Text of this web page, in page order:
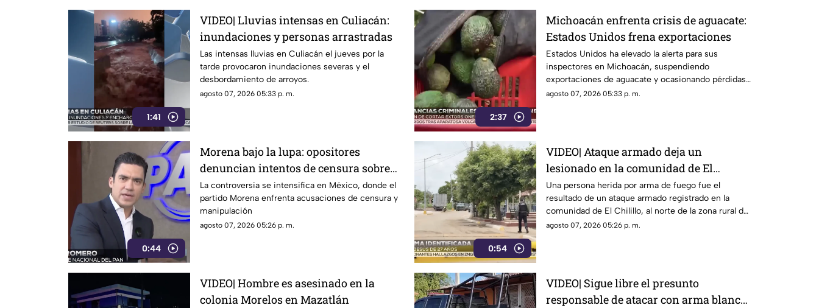
1:41
VIDEO| Lluvias intensas en Culiacán:
inundaciones y personas arrastradas
Las intensas lluvias en Culiacán el jueves por la
tarde provocaron inundaciones severas y el
desbordamiento de arroyos.
agosto 07, 2026 05:33 p. m.
2:37
Michoacán enfrenta crisis de aguacate:
Estados Unidos frena exportaciones
Estados Unidos ha elevado la alerta para sus
inspectores en Michoacán, suspendiendo
exportaciones de aguacate y ocasionando pérdidas
millonarias
agosto 07, 2026 05:33 p. m.
0:44
Morena bajo la lupa: opositores
denuncian intentos de censura sobre
políticos y crimen organizado
La controversia se intensifica en México, donde el
partido Morena enfrenta acusaciones de censura y
manipulación
agosto 07, 2026 05:26 p. m.
0:54
VIDEO| Ataque armado deja un
lesionado en la comunidad de El
Chilillo en Mazatlán
Una persona herida por arma de fuego fue el
resultado de un ataque armado registrado en la
comunidad de El Chilillo, al norte de la zona rural de
Mazatlán.
agosto 07, 2026 05:26 p. m.
VIDEO| Hombre es asesinado en la
colonia Morelos en Mazatlán
VIDEO| Sigue libre el presunto
responsable de atacar con arma blanca